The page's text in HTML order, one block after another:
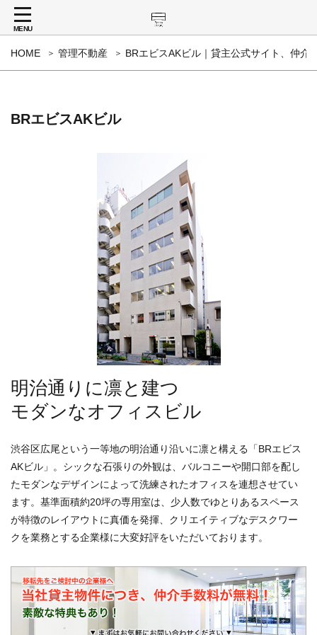
MENU
HOME 管理不動産 BRエビスAKビル｜貸主公式サイト、仲介
BRエビスAKビル
明治通りに凛と建つ
モダンなオフィスビル
渋谷区広尾という一等地の明治通り沿いに凛と構える「BRエビス
AKビル」。シックな石張りの外観は、バルコニーや開口部を配し
たモダンなデザインによって洗練されたオフィスを連想させてい
ます。基準面積約20坪の専用室は、少人数でゆとりあるスペース
が特徴のレイアウトに真価を発揮、クリエイティブなデスクワー
クを業務とする企業様に大変好評をいただいております。